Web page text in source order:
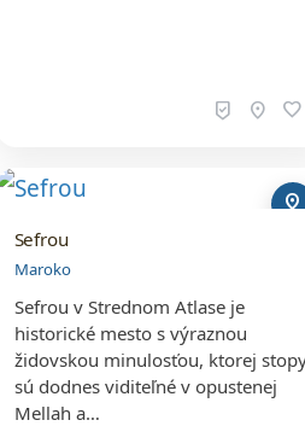
beenhere location_on favorite
pin_drop
Sefrou
Maroko
Sefrou v Strednom Atlase je
historické mesto s výraznou
židovskou minulosťou, ktorej
sú dodnes viditeľné v opustenej
Mellah a…